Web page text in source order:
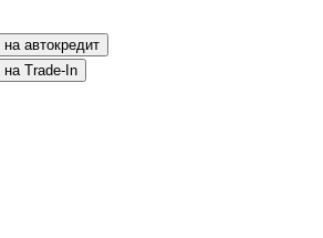
на автокредит
на Trade-In